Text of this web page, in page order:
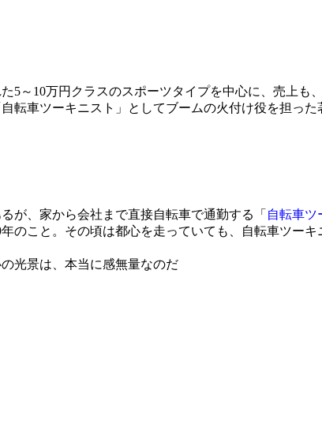
～10万円クラスのスポーツタイプを中心に、売上も
車ツーキニスト」としてブームの火付け役を担った
が、家から会社まで直接自転車で通勤する「 自転車ツ
こと。その頃は都心を走っていても、自転車ツー
光景は、本当に感無量なのだ